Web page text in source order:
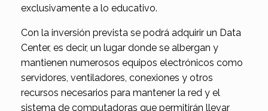
exclusivamente a lo educativo.
Con la inversión prevista se podrá adquirir un Data
Center, es decir, un lugar donde se albergan y
mantienen numerosos equipos electrónicos como
servidores, ventiladores, conexiones y otros
recursos necesarios para mantener la red y el
sistema de computadoras que permitirán llevar